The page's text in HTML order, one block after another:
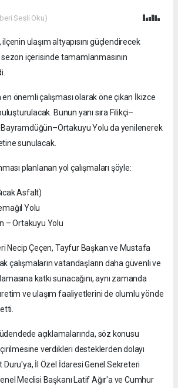
Sesli Oku)
ulaşım altyapısını güçlendirecek
içerisinde tamamlanmasının
en önemli çalışması olarak öne çıkan İkizce
Bunun yanı sıra Filikçi–
Bayramdüğün–Ortakuyu Yolu da yenilenerek
sunulacak.
planlanan yol çalışmaları şöyle:
Asfalt)
Yolu
– Ortakuyu Yolu
Necip Çeçen, Tayfur Başkan ve Mustafa
çalışmaların vatandaşların daha güvenli ve
katkı sunacağını, aynı zamanda
ve ulaşım faaliyetlerini de olumlu yönde
açıklamalarında, söz konusu
verdikleri desteklerden dolayı
İl Özel İdaresi Genel Sekreteri
Meclisi Başkanı Latif Ağır'a ve Cumhur